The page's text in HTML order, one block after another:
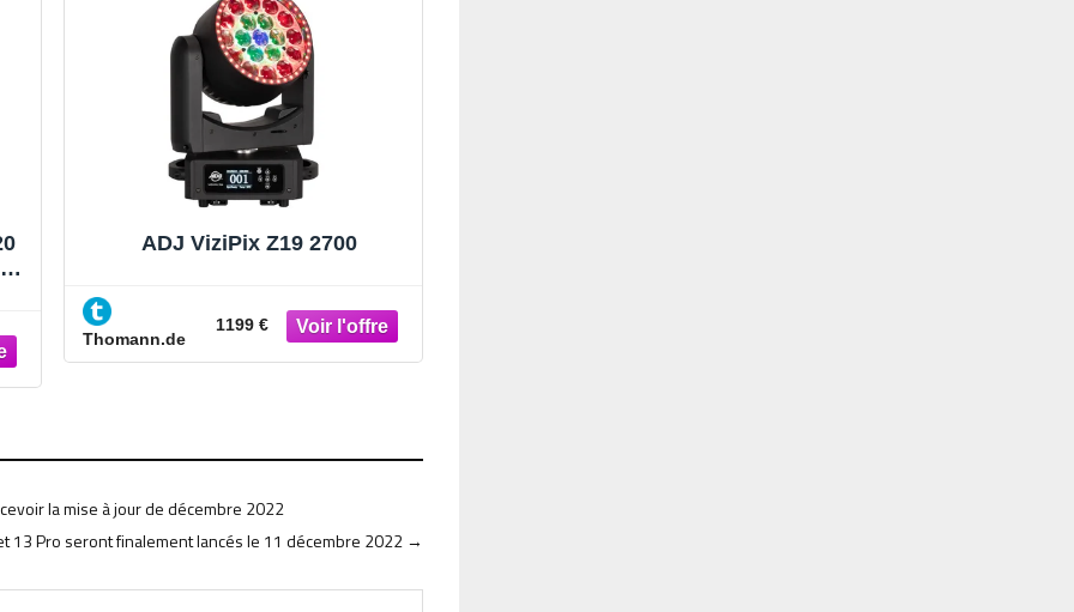
ADJ ViziPix Z19 2700
Thomann.de
1199 €
la mise à jour de décembre 2022
13 Pro seront finalement lancés le 11 décembre 2022 →